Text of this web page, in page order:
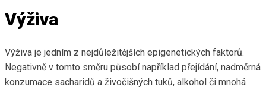
Výživa
Výživa je jedním z nejdůležitějších epigenetických faktorů.
Negativně v tomto směru působí například přejídání, nadměrná
konzumace sacharidů a živočišných tuků, alkohol či mnohá